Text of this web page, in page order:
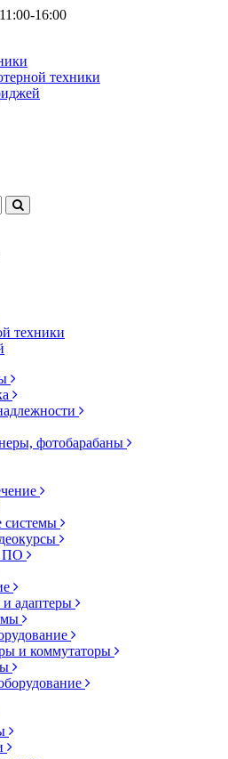
16:00
техники
техники
фотобарабаны
системы
ПО
адаптеры
и коммутаторы